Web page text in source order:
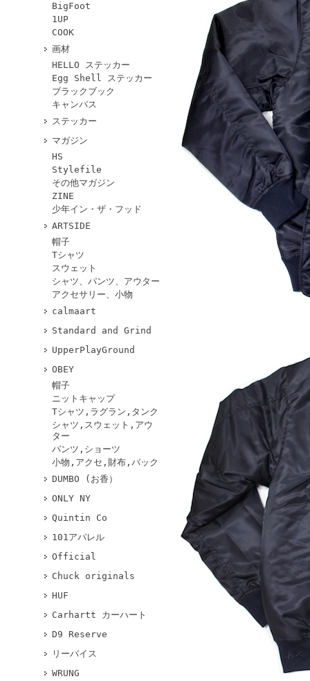
BigFoot
1UP
COOK
画材
HELLO ステッカー
Egg Shell ステッカー
ブラックブック
キャンバス
ステッカー
マガジン
HS
Stylefile
その他マガジン
ZINE
少年イン・ザ・フッド
ARTSIDE
帽子
Tシャツ
スウェット
シャツ、パンツ、アウター
アクセサリー、小物
calmaart
Standard and Grind
UpperPlayGround
OBEY
帽子
ニットキャップ
Tシャツ,ラグラン,タンク
シャツ,スウェット,アウ
ター
パンツ,ショーツ
小物,アクセ,財布,バック
DUMBO (お香）
ONLY NY
Quintin Co
101アパレル
Official
Chuck originals
HUF
Carhartt カーハート
D9 Reserve
リーバイス
WRUNG